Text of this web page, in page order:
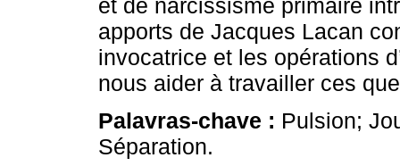
et de narcissisme primaire
apports de Jacques Lacan
invocatrice et les opérations
nous aider à travailler ces
Palavras-chave : Pulsion;
Séparation.